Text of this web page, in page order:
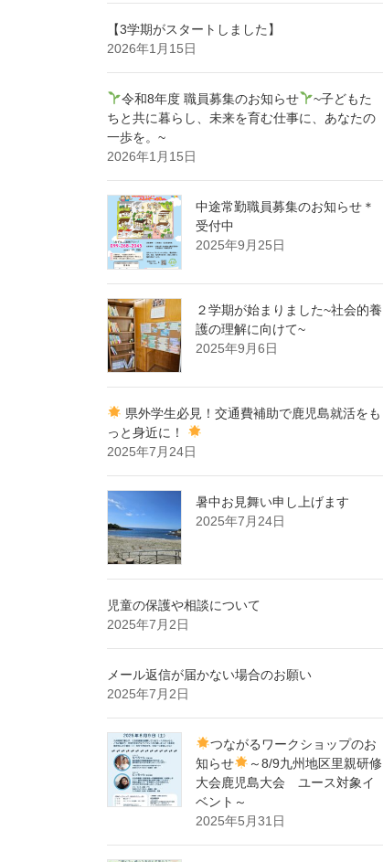
【3学期がスタートしました】
2026年1月15日
令和8年度 職員募集のお知らせ
~子どもた
ちと共に暮らし、未来を育む仕事に、あなたの
一歩を。~
2026年1月15日
中途常勤職員募集のお知らせ＊
受付中
2025年9月25日
２学期が始まりました~社会的養
護の理解に向けて~
2025年9月6日
県外学生必見！交通費補助で鹿児島就活をも
っと身近に！
2025年7月24日
暑中お見舞い申し上げます
2025年7月24日
児童の保護や相談について
2025年7月2日
メール返信が届かない場合のお願い
2025年7月2日
つながるワークショップのお
知らせ
～8/9九州地区里親研修
大会鹿児島大会 ユース対象イ
ベント～
2025年5月31日